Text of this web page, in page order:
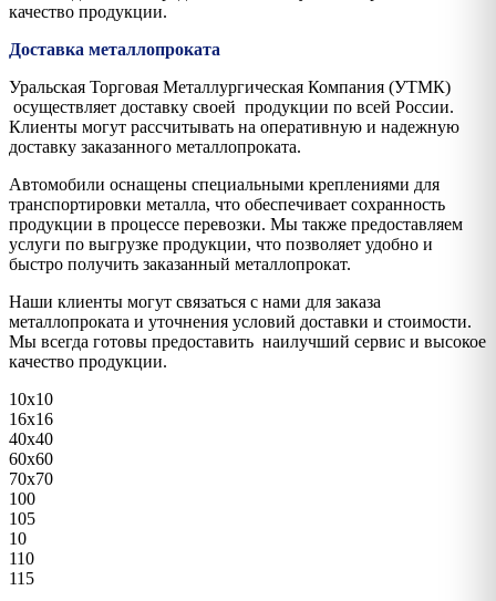
качество продукции.
Доставка металлопроката
Уральская Торговая Металлургическая Компания (УТМК)
осуществляет доставку своей продукции по всей России.
Клиенты могут рассчитывать на оперативную и надежную
доставку заказанного металлопроката.
Автомобили оснащены специальными креплениями для
транспортировки металла, что обеспечивает сохранность
продукции в процессе перевозки. Мы также предоставляем
услуги по выгрузке продукции, что позволяет удобно и
быстро получить заказанный металлопрокат.
Наши клиенты могут связаться с нами для заказа
металлопроката и уточнения условий доставки и стоимости.
Мы всегда готовы предоставить наилучший сервис и высокое
качество продукции.
10х10
16х16
40х40
60х60
70х70
100
105
10
110
115